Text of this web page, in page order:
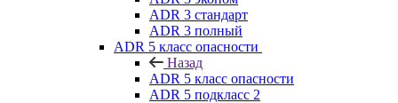
ADR 3 стандарт
ADR 3 полный
ADR 5 класс опасности
Назад
ADR 5 класс опасности
ADR 5 подкласс 2